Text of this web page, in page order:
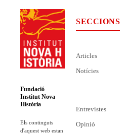
Fundació
Institut Nova
Història
Els continguts
d'aquest web estan
SECCIONS
Articles
Notícies
Entrevistes
Opinió